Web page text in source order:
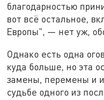
благодарностью
вот всё остальное,
Европы", — нет уж,
Однако есть одна
куда больше, но эта
замены, перемены и
судьбе одного из